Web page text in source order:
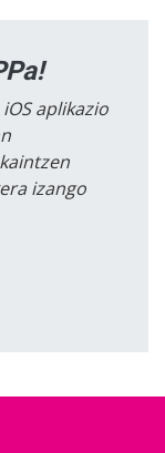
aplikazio
izango